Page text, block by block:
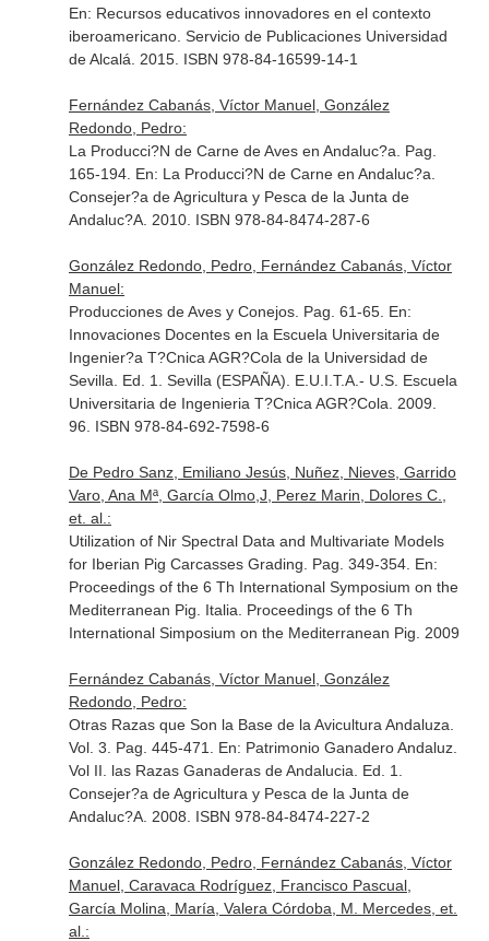
En: Recursos educativos innovadores en el contexto
iberoamericano. Servicio de Publicaciones Universidad
de Alcalá. 2015. ISBN 978-84-16599-14-1
Fernández Cabanás, Víctor Manuel, González
Redondo, Pedro:
La Producci?N de Carne de Aves en Andaluc?a. Pag.
165-194. En: La Producci?N de Carne en Andaluc?a
Consejer?a de Agricultura y Pesca de la Junta de
Andaluc?A. 2010. ISBN 978-84-8474-287-6
González Redondo, Pedro, Fernández Cabanás, Víctor
Manuel:
Producciones de Aves y Conejos. Pag. 61-65. En:
Innovaciones Docentes en la Escuela Universitaria de
Ingenier?a T?Cnica AGR?Cola de la Universidad de
Sevilla . Ed. 1. Sevilla (ESPAÑA). E.U.I.T.A.- U.S. Escuela
Universitaria de Ingenieria T?Cnica AGR?Cola. 2009.
96. ISBN 978-84-692-7598-6
De Pedro Sanz, Emiliano Jesús, Nuñez, Nieves, Garrido
Varo, Ana Mª, García Olmo,J, Perez Marin, Dolores C.,
et. al.:
Utilization of Nir Spectral Data and Multivariate Models
for Iberian Pig Carcasses Grading. Pag. 349-354. En:
Proceedings of the 6 Th International Symposium on the
Mediterranean Pig . Italia. Proceedings of the 6 Th
International Simposium on the Mediterranean Pig. 2009
Fernández Cabanás, Víctor Manuel, González
Redondo, Pedro:
Otras Razas que Son la Base de la Avicultura Andaluza.
Vol. 3. Pag. 445-471. En: Patrimonio Ganadero Andaluz.
Vol II. las Razas Ganaderas de Andalucia . Ed. 1.
Consejer?a de Agricultura y Pesca de la Junta de
Andaluc?A. 2008. ISBN 978-84-8474-227-2
González Redondo, Pedro, Fernández Cabanás, Víctor
Manuel, Caravaca Rodríguez, Francisco Pascual,
García Molina, María, Valera Córdoba, M. Mercedes, et.
al.: